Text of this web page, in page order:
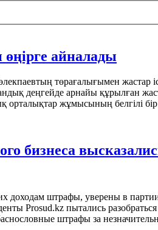
айналады
төрағалығымен жастар
деңгейде арнайы құрылған
орталықтар жұмысының белгілі
бизнеса
доходам штрафы, уверены в
Prosud.kz пытались
штрафы за